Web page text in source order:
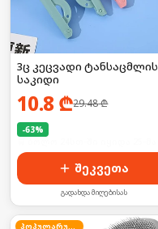
3ც კეცვადი ტანსაცმლის
საკიდი
10.8 ₾29.48₾
-63%
შეკვეთა
გადახდა მიღებისას